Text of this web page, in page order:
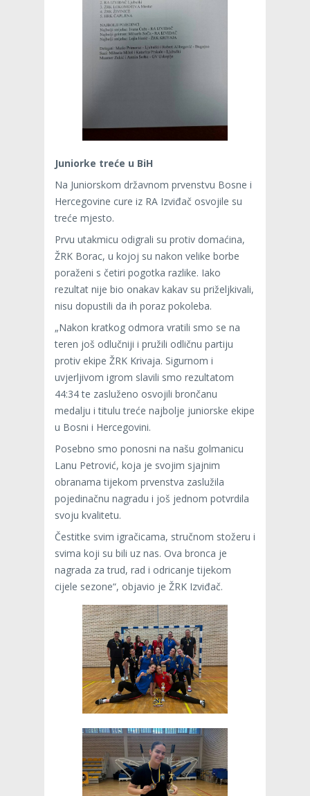
Juniorke treće u BiH
Na Juniorskom državnom prvenstvu Bosne i
Hercegovine cure iz RA Izviđač osvojile su
treće mjesto.
Prvu utakmicu odigrali su protiv domaćina,
ŽRK Borac, u kojoj su nakon velike borbe
poraženi s četiri pogotka razlike. Iako
rezultat nije bio onakav kakav su priželjkivali,
nisu dopustili da ih poraz pokoleba.
„Nakon kratkog odmora vratili smo se na
teren još odlučniji i pružili odličnu partiju
protiv ekipe ŽRK Krivaja. Sigurnom i
uvjerljivom igrom slavili smo rezultatom
44:34 te zasluženo osvojili brončanu
medalju i titulu treće najbolje juniorske ekipe
u Bosni i Hercegovini.
Posebno smo ponosni na našu golmanicu
Lanu Petrović, koja je svojim sjajnim
obranama tijekom prvenstva zaslužila
pojedinačnu nagradu i još jednom potvrdila
svoju kvalitetu.
Čestitke svim igračicama, stručnom stožeru i
svima koji su bili uz nas. Ova bronca je
nagrada za trud, rad i odricanje tijekom
cijele sezone“, objavio je ŽRK Izviđač.